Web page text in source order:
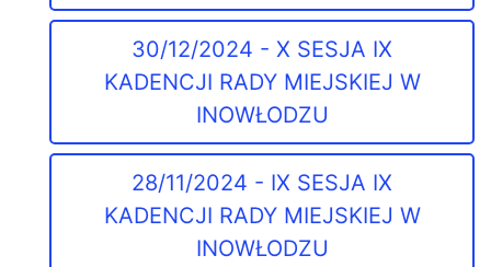
30/12/2024 - X SESJA IX
KADENCJI RADY MIEJSKIEJ W
INOWŁODZU
28/11/2024 - IX SESJA IX
KADENCJI RADY MIEJSKIEJ W
INOWŁODZU